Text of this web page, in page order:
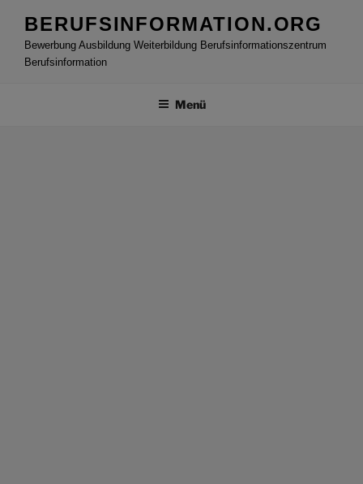
Inhalt
springen
BERUFSINFORMATION.ORG
Bewerbung Ausbildung Weiterbildung Berufsinformationszentrum
Berufsinformation
Menü